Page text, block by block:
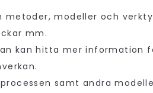
metoder, modeller och
mm.
kan hitta mer information
samt andra